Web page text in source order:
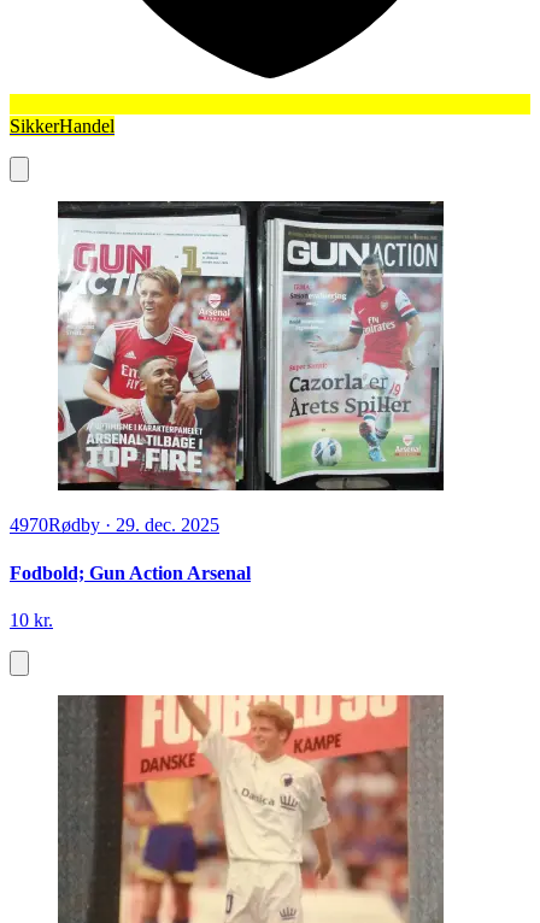
SikkerHandel
4970Rødby · 29. dec. 2025
Fodbold; Gun Action Arsenal
10 kr.